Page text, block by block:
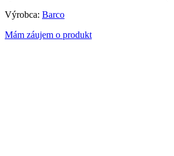
Výrobca: Barco
Mám záujem o produkt